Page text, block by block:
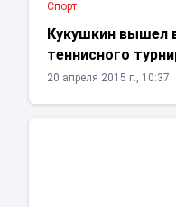
Спорт
Кукушкин вышел
теннисного
20 апреля 2015 г., 10:37